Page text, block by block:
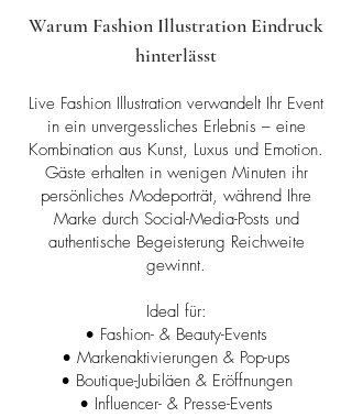
Warum Fashion Illustration Eindruck
hinterlässt
Live Fashion Illustration verwandelt Ihr Event
in ein unvergessliches Erlebnis – eine
Kombination aus Kunst, Luxus und Emotion.
Gäste erhalten in wenigen Minuten ihr
persönliches Modeporträt, während Ihre
Marke durch Social-Media-Posts und
authentische Begeisterung Reichweite
gewinnt.
Ideal für:
• Fashion- & Beauty-Events
• Markenaktivierungen & Pop-ups
• Boutique-Jubiläen & Eröffnungen
• Influencer- & Presse-Events